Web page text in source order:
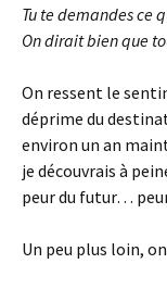
Tu te demandes ce
On dirait bien que
On ressent le
déprime du
environ un an
je découvrais à
peur du futur…
Un peu plus loin,